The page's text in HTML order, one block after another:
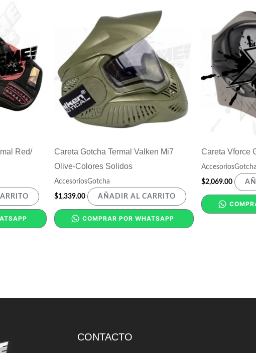
Red/
Careta Gotcha Termal Valken Mi7
Olive-Colores Solidos
AccesoriosGotcha
$1,339.00 AÑADIR AL CARRITO
COMPRAR POR WHATSAPP
Careta Vforce
AccesoriosGotcha
$2,069.00
CONTACTO